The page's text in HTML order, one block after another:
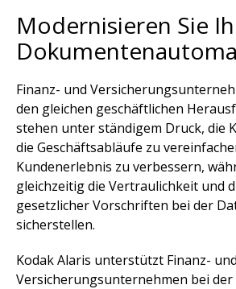
Modernisieren Sie
Finanz- und
den gleichen geschäftlichen
stehen unter ständigem Druck, die
die Geschäftsabläufe zu
Kundenerlebnis zu verbessern,
gleichzeitig die Vertraulichkeit und
gesetzlicher Vorschriften bei der
sicherstellen.
Kodak Alaris unterstützt Finanz- und
Versicherungsunternehmen bei